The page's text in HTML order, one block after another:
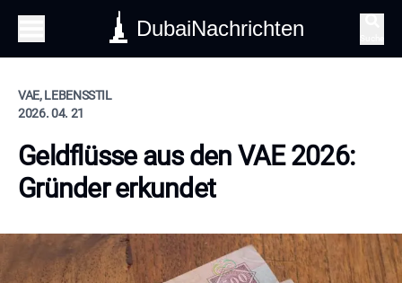
DubaiNachrichten
VAE, LEBENSSTIL
2026. 04. 21
Geldflüsse aus den VAE 2026:
Gründer erkundet